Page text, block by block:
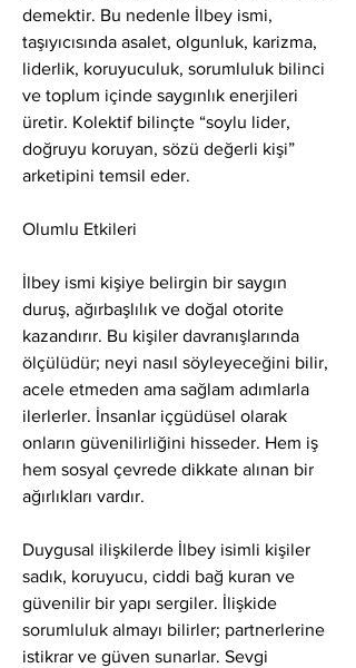
demektir. Bu nedenle İlbey ismi,
taşıyıcısında asalet, olgunluk, karizma,
liderlik, koruyuculuk, sorumluluk bilinci
ve toplum içinde saygınlık enerjileri
üretir. Kolektif bilinçte “soylu lider,
doğruyu koruyan, sözü değerli kişi”
arketipini temsil eder.
Olumlu Etkileri
İlbey ismi kişiye belirgin bir saygın
duruş, ağırbaşlılık ve doğal otorite
kazandırır. Bu kişiler davranışlarında
ölçülüdür; neyi nasıl söyleyeceğini bilir,
acele etmeden ama sağlam adımlarla
ilerlerler. İnsanlar içgüdüsel olarak
onların güvenilirliğini hisseder. Hem iş
hem sosyal çevrede dikkate alınan bir
ağırlıkları vardır.
Duygusal ilişkilerde İlbey isimli kişiler
sadık, koruyucu, ciddi bağ kuran ve
güvenilir bir yapı sergiler. İlişkide
sorumluluk almayı bilirler; partnerlerine
istikrar ve güven sunarlar. Sevgi